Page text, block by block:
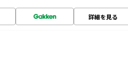
詳細を見る